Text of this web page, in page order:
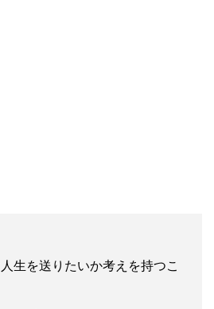
生を送りたいか考えを持つこ